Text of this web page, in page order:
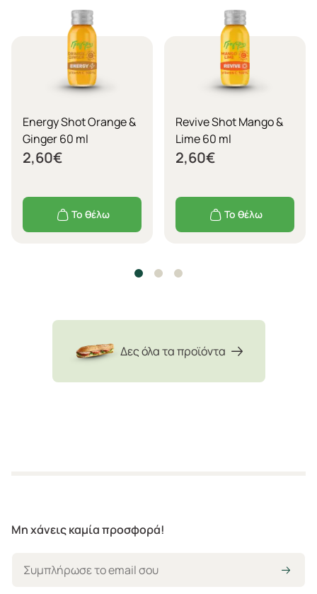
Energy Shot Orange &
Ginger 60 ml
2,60€
Το θέλω
Revive Shot Mango &
Lime 60 ml
2,60€
Το θέλω
Δες όλα τα προϊόντα
Μη χάνεις καμία προσφορά!